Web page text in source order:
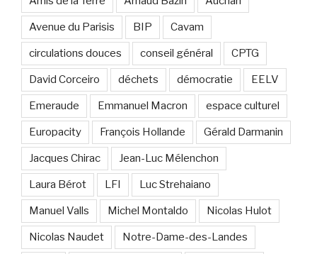
Avenue du Parisis BIP Cavam
circulations douces conseil général CPTG
David Corceiro déchets démocratie EELV
Emeraude Emmanuel Macron espace culturel
Europacity François Hollande Gérald Darmanin
Jacques Chirac Jean-Luc Mélenchon
Laura Bérot LFI Luc Strehaiano
Manuel Valls Michel Montaldo Nicolas Hulot
Nicolas Naudet Notre-Dame-des-Landes